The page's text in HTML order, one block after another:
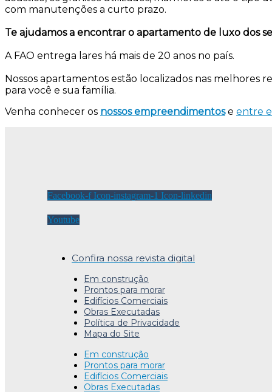
com manutenções a curto prazo.
Te ajudamos a encontrar o apartamento de luxo dos
A FAO entrega lares há mais de 20 anos no país.
Nossos apartamentos estão localizados nas melhores
para você e sua família.
Venha conhecer os nossos empreendimentose entre
Facebook-f Icon-instagram-1 Icon-linkedin
Youtube
Confira nossa revista digital
Em construção
Prontos para morar
Edifícios Comerciais
Obras Executadas
Política de Privacidade
Mapa do Site
Em construção
Prontos para morar
Edifícios Comerciais
Obras Executadas